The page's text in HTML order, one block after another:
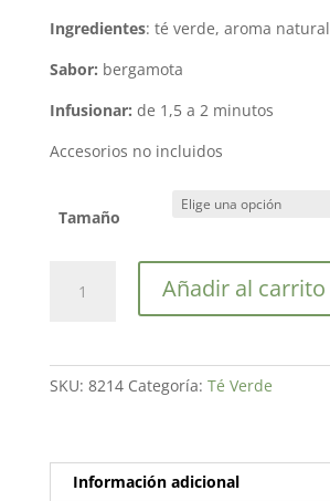
Ingredientes: té verde, aroma natural
Sabor: bergamota
Infusionar: de 1,5 a 2 minutos
Accesorios no incluidos
Tamaño
Verde
Añadir al carrito
SKU: 8214 Categoría: Té Verde
Información adicional